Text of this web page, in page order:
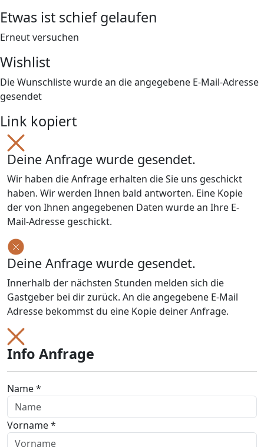
Etwas ist schief gelaufen
Erneut versuchen
Wishlist
Die Wunschliste wurde an die angegebene E-Mail-Adresse
gesendet
Link kopiert
Deine Anfrage wurde gesendet.
Wir haben die Anfrage erhalten die Sie uns geschickt
haben. Wir werden Ihnen bald antworten. Eine Kopie
der von Ihnen angegebenen Daten wurde an Ihre E-
Mail-Adresse geschickt.
Deine Anfrage wurde gesendet.
Innerhalb der nächsten Stunden melden sich die
Gastgeber bei dir zurück. An die angegebene E-Mail
Adresse bekommst du eine Kopie deiner Anfrage.
Info Anfrage
Name *
Vorname *